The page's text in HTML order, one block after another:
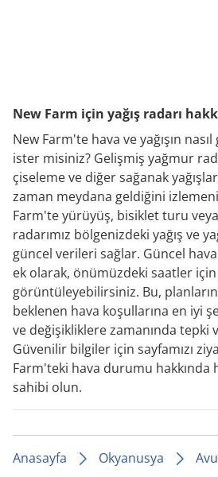
New Farm için yağış radarı
New Farm'te hava ve yağışın
ister misiniz? Gelişmiş yağmur
çiseleme ve diğer sağanak
zaman meydana geldiğini
Farm'te yürüyüş, bisiklet turu
radarımız bölgenizdeki yağış ve
güncel verileri sağlar. Güncel
ek olarak, önümüzdeki saatler
görüntüleyebilirsiniz. Bu,
beklenen hava koşullarına en iyi
ve değişikliklere zamanında tepki
Güvenilir bilgiler için sayfamızı
Farm'teki hava durumu hakkında
sahibi olun.
Anasayfa Okyanusya